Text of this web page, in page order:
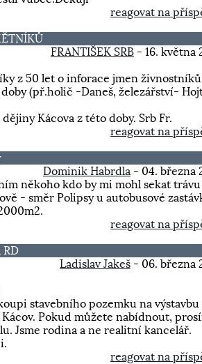
reagovat na
FRANTIŠEK SRB- 16. května
z 50 let o inforace jmen živnostníků
(př.holič -Daneš, železářství-
Kácova z této doby. Srb Fr.
reagovat na
Dominik Habrdla- 04. března
někoho kdo by mi mohl sekat
- směr Polipsy u autobusové
reagovat na
RD
Ladislav Jakeš- 06. března
stavebního pozemku na výstavbu
Pokud můžete nabídnout,
Jsme rodina a ne realitní kancelář.
reagovat na